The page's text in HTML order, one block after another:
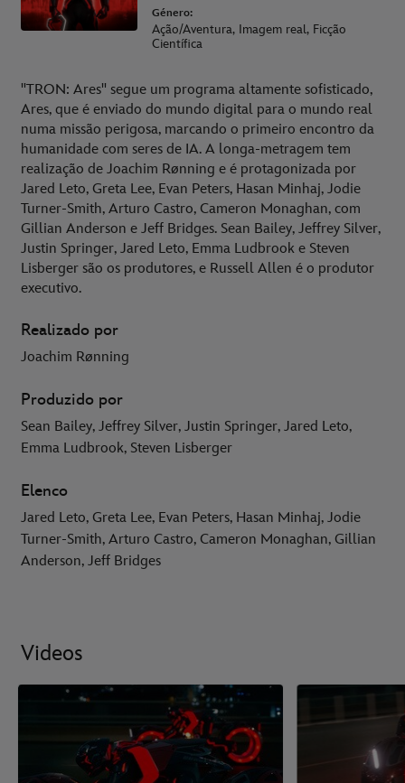
Género:
Ação/Aventura, Imagem real, Ficção
Científica
"TRON: Ares" segue um programa altamente sofisticado,
Ares, que é enviado do mundo digital para o mundo real
numa missão perigosa, marcando o primeiro encontro da
humanidade com seres de IA. A longa-metragem tem
realização de Joachim Rønning e é protagonizada por
Jared Leto, Greta Lee, Evan Peters, Hasan Minhaj, Jodie
Turner-Smith, Arturo Castro, Cameron Monaghan, com
Gillian Anderson e Jeff Bridges. Sean Bailey, Jeffrey Silver,
Justin Springer, Jared Leto, Emma Ludbrook e Steven
Lisberger são os produtores, e Russell Allen é o produtor
executivo.
Realizado por
Joachim Rønning
Produzido por
Sean Bailey, Jeffrey Silver, Justin Springer, Jared Leto,
Emma Ludbrook, Steven Lisberger
Elenco
Jared Leto, Greta Lee, Evan Peters, Hasan Minhaj, Jodie
Turner-Smith, Arturo Castro, Cameron Monaghan, Gillian
Anderson, Jeff Bridges
Videos